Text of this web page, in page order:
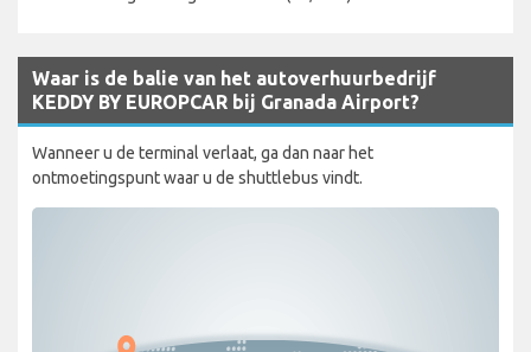
Waar is de balie van het autoverhuurbedrijf
KEDDY BY EUROPCAR bij Granada Airport?
Wanneer u de terminal verlaat, ga dan naar het
ontmoetingspunt waar u de shuttlebus vindt.